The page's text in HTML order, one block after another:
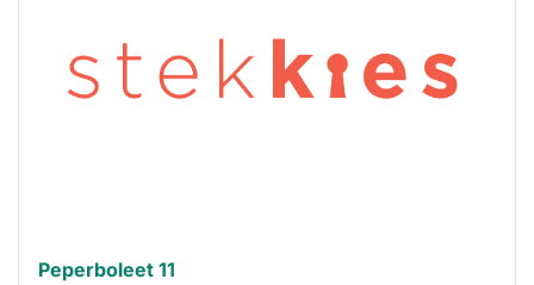
binnen 15
minuten
reageren.
Stekkies helpt
Peperboleet 11